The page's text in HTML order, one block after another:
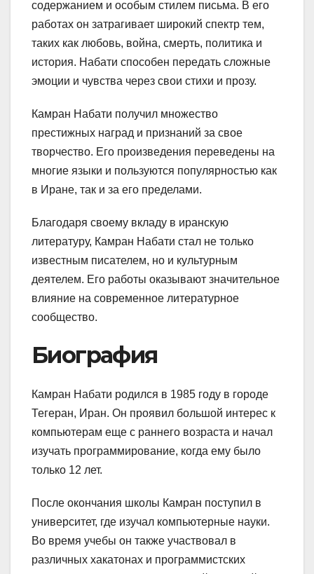
содержанием и особым стилем письма. В его
работах он затрагивает широкий спектр тем,
таких как любовь, война, смерть, политика и
история. Набати способен передать сложные
эмоции и чувства через свои стихи и прозу.
Камран Набати получил множество
престижных наград и признаний за свое
творчество. Его произведения переведены на
многие языки и пользуются популярностью как
в Иране, так и за его пределами.
Благодаря своему вкладу в иранскую
литературу, Камран Набати стал не только
известным писателем, но и культурным
деятелем. Его работы оказывают значительное
влияние на современное литературное
сообщество.
Биография
Камран Набати родился в 1985 году в городе
Тегеран, Иран. Он проявил большой интерес к
компьютерам еще с раннего возраста и начал
изучать программирование, когда ему было
только 12 лет.
После окончания школы Камран поступил в
университет, где изучал компьютерные науки.
Во время учебы он также участвовал в
различных хакатонах и программистских